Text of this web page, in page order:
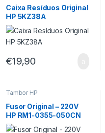
Caixa Resíduos Original
HP 5KZ38A
€19,90
Tambor HP
Fusor Original – 220V
HP RM1-0355-050CN